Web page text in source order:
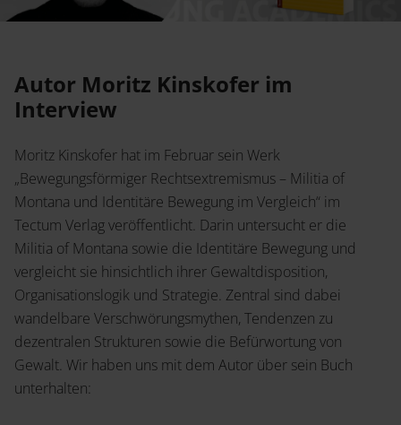
Über uns
Termine
Karriere
Prospekte und Kataloge
Open Access
Wissenschaftlich publizieren
Jetzt Angebot anfordern
Young Academics
Presse
Kontakt
Shop
Inlibra
Autor Moritz Kinskofer im
Interview
Moritz Kinskofer hat im Februar sein Werk
„Bewegungsförmiger Rechtsextremismus – Militia of
Montana und Identitäre Bewegung im Vergleich“ im
Tectum Verlag veröffentlicht. Darin untersucht er die
Militia of Montana sowie die Identitäre Bewegung und
vergleicht sie hinsichtlich ihrer Gewaltdisposition,
Organisationslogik und Strategie. Zentral sind dabei
wandelbare Verschwörungsmythen, Tendenzen zu
dezentralen Strukturen sowie die Befürwortung von
Gewalt. Wir haben uns mit dem Autor über sein Buch
unterhalten: